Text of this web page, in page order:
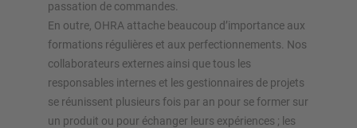
passation de commandes.
En outre, OHRA attache beaucoup d’importance aux
formations régulières et aux perfectionnements. Nos
collaborateurs externes ainsi que tous les
responsables internes et les gestionnaires de projets
se réunissent plusieurs fois par an pour se former sur
un produit ou pour échanger leurs expériences ; les